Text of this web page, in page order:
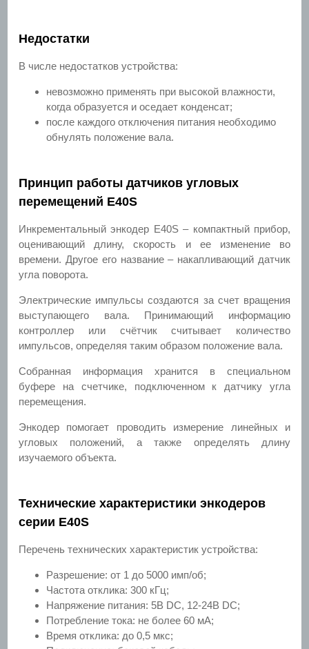
Недостатки
В числе недостатков устройства:
невозможно применять при высокой влажности,
когда образуется и оседает конденсат;
после каждого отключения питания необходимо
обнулять положение вала.
Принцип работы датчиков угловых
перемещений E40S
Инкрементальный энкодер E40S – компактный прибор,
оценивающий длину, скорость и ее изменение во
времени. Другое его название – накапливающий датчик
угла поворота.
Электрические импульсы создаются за счет вращения
выступающего вала. Принимающий информацию
контроллер или счётчик считывает количество
импульсов, определяя таким образом положение вала.
Собранная информация хранится в специальном
буфере на счетчике, подключенном к датчику угла
перемещения.
Энкодер помогает проводить измерение линейных и
угловых положений, а также определять длину
изучаемого объекта.
Технические характеристики энкодеров
серии E40S
Перечень технических характеристик устройства:
Разрешение: от 1 до 5000 имп/об;
Частота отклика: 300 кГц;
Напряжение питания: 5В DC, 12-24В DC;
Потребление тока: не более 60 мА;
Время отклика: до 0,5 мкс;